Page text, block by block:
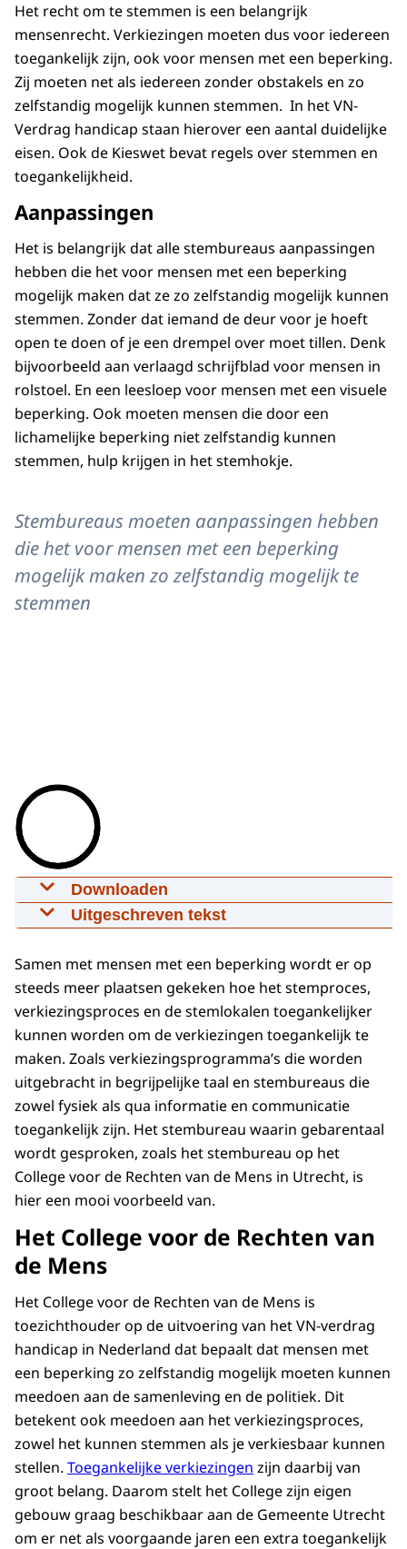
Het recht om te stemmen is een belangrijk
mensenrecht. Verkiezingen moeten dus voor iedereen
toegankelijk zijn, ook voor mensen met een beperking.
Zij moeten net als iedereen zonder obstakels en zo
zelfstandig mogelijk kunnen stemmen. In het VN-
Verdrag handicap staan hierover een aantal duidelijke
eisen. Ook de Kieswet bevat regels over stemmen en
toegankelijkheid.
Aanpassingen
Het is belangrijk dat alle stembureaus aanpassingen
hebben die het voor mensen met een beperking
mogelijk maken dat ze zo zelfstandig mogelijk kunnen
stemmen. Zonder dat iemand de deur voor je hoeft
open te doen of je een drempel over moet tillen. Denk
bijvoorbeeld aan verlaagd schrijfblad voor mensen in
rolstoel. En een leesloep voor mensen met een visuele
beperking. Ook moeten mensen die door een
lichamelijke beperking niet zelfstandig kunnen
stemmen, hulp krijgen in het stemhokje.
Stembureaus moeten aanpassingen hebben
die het voor mensen met een beperking
mogelijk maken zo zelfstandig mogelijk te
stemmen
Downloaden
Onbeperkt stemmen op een
toegankelijk stembureau
22-04-2022 00:03:01 mp4 160,7 MB
Download
Ondertiteling
srt 4,1 KB
Download
Uitgeschreven tekst
Lisa Hinderks (plaatsvervangend voorzitter
stembureau): "Dit is een gebarentaal-
toegankelijk stembureau voor doven en
slechthorenden. Het wordt geleid door
alleen maar dove mensen. Dat is hartstikke
leuk."
Marjolein Swaanenburg-van Roosmalen
(Collegelid van het College voor de Rechten
van de Mens): "Normaal is het een
zittingszaal waar mensen komen met
discriminatieklachten. Maar vandaag is de
zittingszaal ingericht als stembureau door
de gemeente Utrecht."
Benny Elferink (voorzitter stembureau):
"Vandaag ben ik de voorzitter van het
stembureau dus ik zorg ervoor dat alles
goed verloopt. Volgens de regels. En dat de
protocollen worden gevolgd. En dat doen
we met een heel team."
Lisa Hinderks: "In dit stembureau kan
iedereen gebaren. En dat is gemakkelijk
voor de communicatie. Het is gelijkwaardig.
Maar het is ook leuk voor horende mensen.
Samen met mensen met een beperking wordt er op
steeds meer plaatsen gekeken hoe het stemproces,
verkiezingsproces en de stemlokalen toegankelijker
kunnen worden om de verkiezingen toegankelijk te
maken. Zoals verkiezingsprogramma’s die worden
uitgebracht in begrijpelijke taal en stembureaus die
zowel fysiek als qua informatie en communicatie
toegankelijk zijn. Het stembureau waarin gebarentaal
wordt gesproken, zoals het stembureau op het
College voor de Rechten van de Mens in Utrecht, is
hier een mooi voorbeeld van.
Het College voor de Rechten van
de Mens
Het College voor de Rechten van de Mens is
toezichthouder op de uitvoering van het VN-verdrag
handicap in Nederland dat bepaalt dat mensen met
een beperking zo zelfstandig mogelijk moeten kunnen
meedoen aan de samenleving en de politiek. Dit
betekent ook meedoen aan het verkiezingsproces,
zowel het kunnen stemmen als je verkiesbaar kunnen
stellen. Toegankelijke verkiezingen zijn daarbij van
groot belang. Daarom stelt het College zijn eigen
gebouw graag beschikbaar aan de Gemeente Utrecht
om er net als voorgaande jaren een extra toegankelijk